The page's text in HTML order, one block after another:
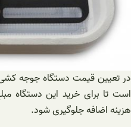
است تا برای خرید این دستگاه
هزینه اضافه جلوگیری شود.